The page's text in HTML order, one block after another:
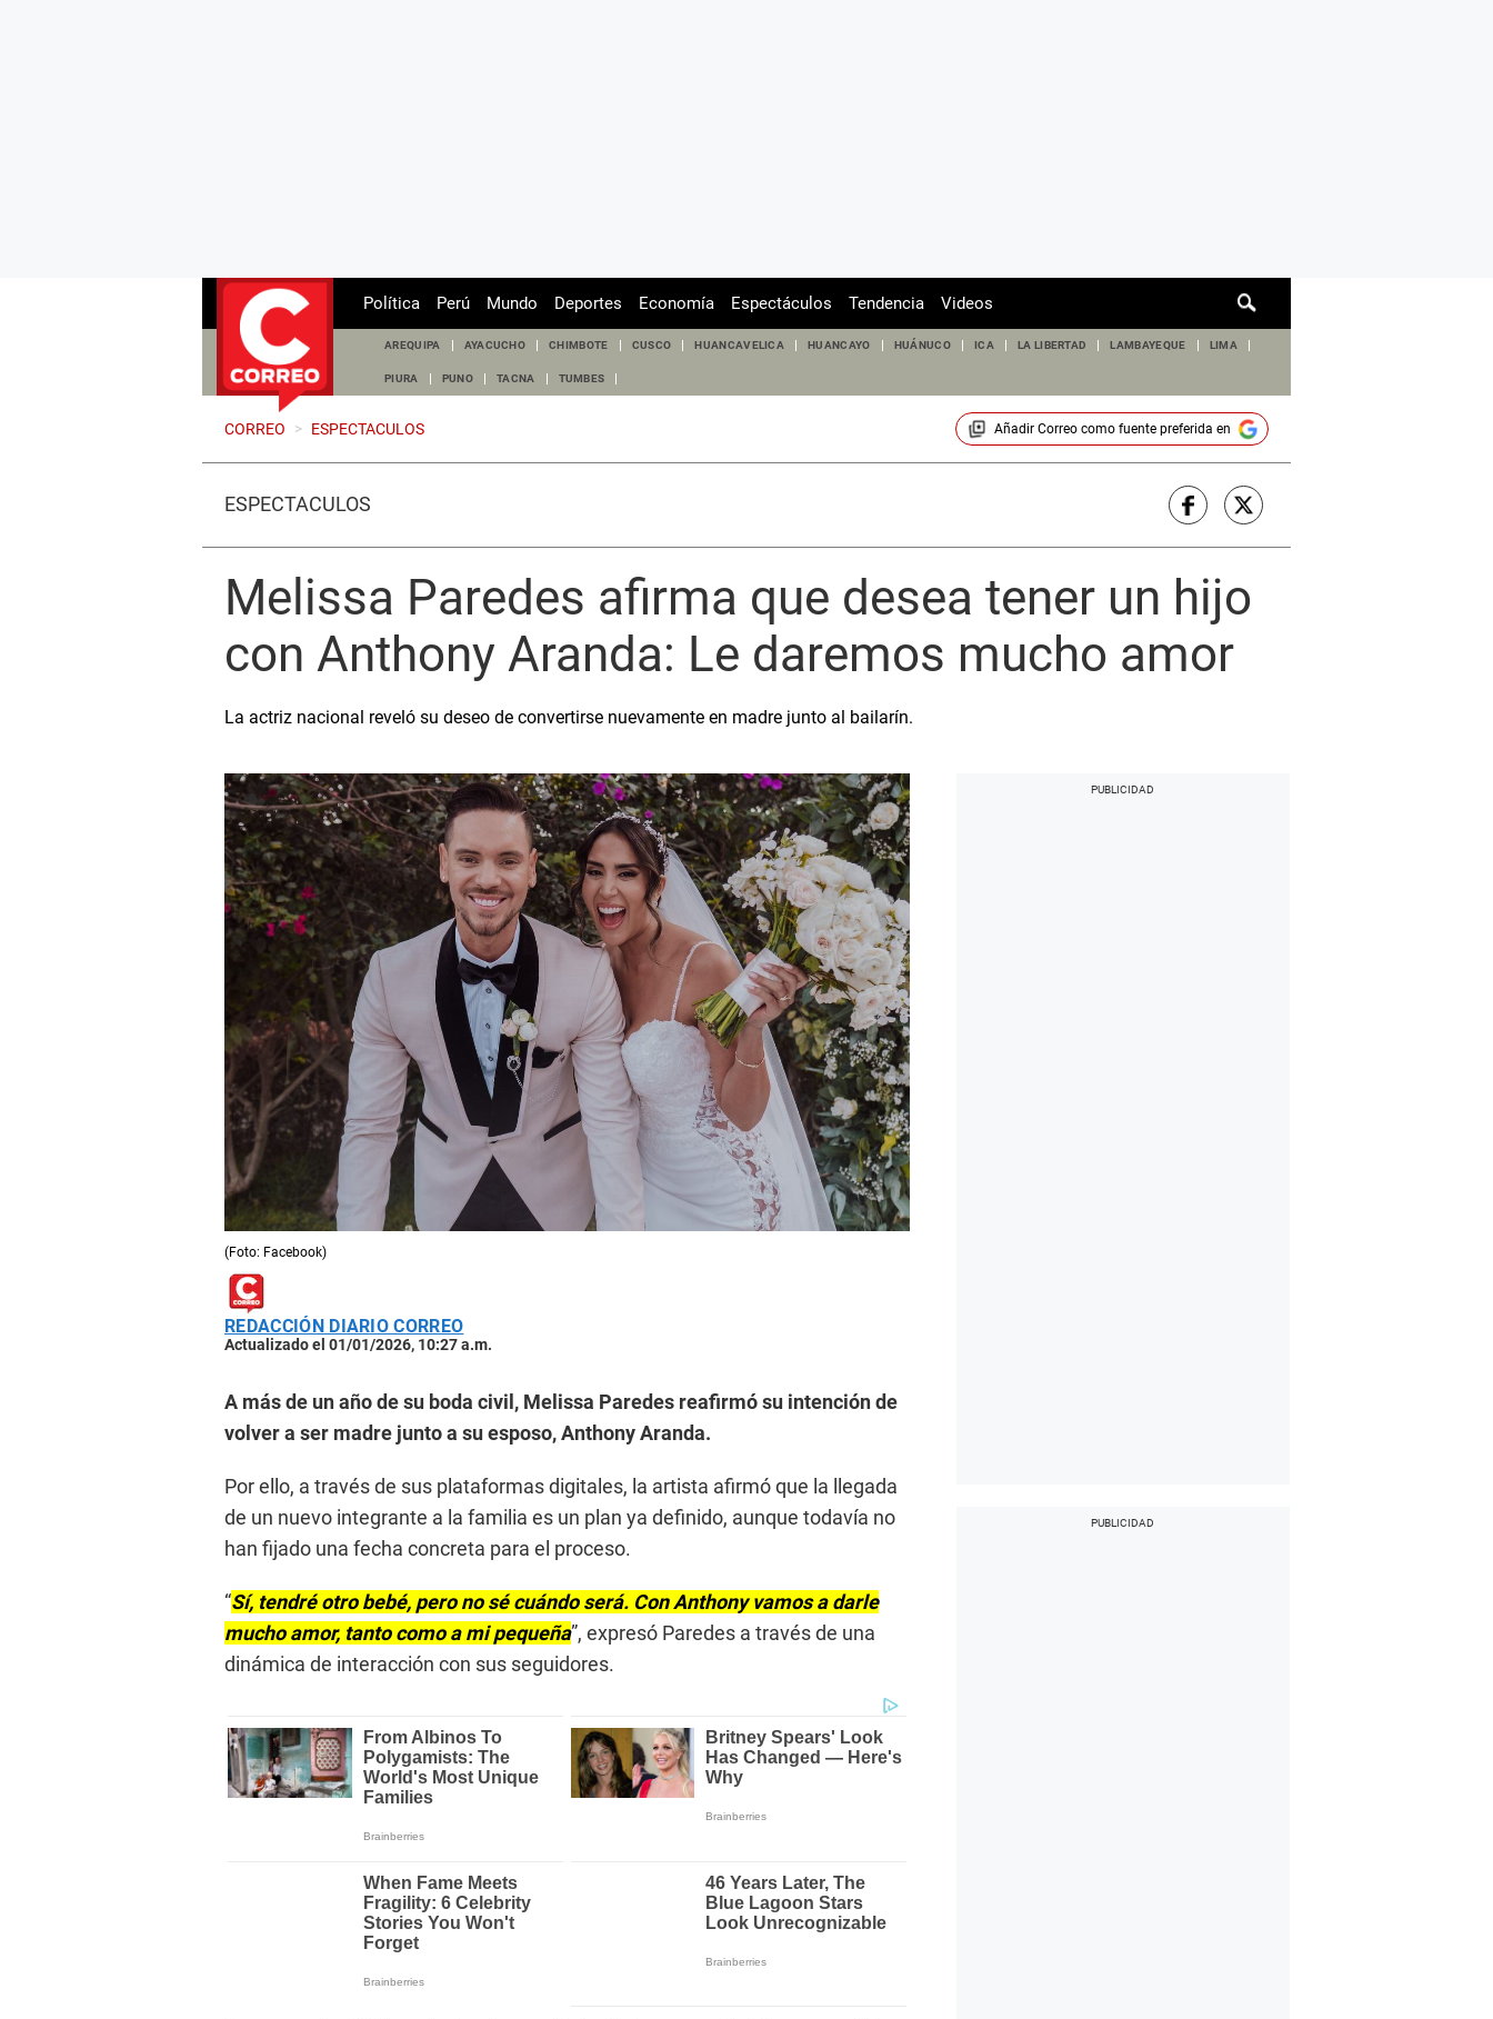
de
Política Perú Mundo Deportes Economía Espectáculos Tendencia Videos
AREQUIPA AYACUCHO CHIMBOTE CUSCO HUANCAVELICA HUANCAYO HUÁNUCO ICA LA LIBERTAD LAMBAYEQUE LIMA
PIURA PUNO TACNA TUMBES
CORREO > ESPECTACULOS Añadir Correocomo fuente preferida en
ESPECTÁCULOS
Melissa Paredes afirma que desea tener un hijo
con Anthony Aranda: Le daremos mucho amor
La actriz nacional reveló su deseo de convertirse nuevamente en madre junto al bailarín.
(Foto: Facebook)
REDACCIÓN DIARIO CORREO
Actualizado el 01/01/2026, 10:27 a.m.
A más de un año de su boda civil, Melissa Paredes reafirmó su intención de
volver a ser madre junto a su esposo, Anthony Aranda.
Por ello, a través de sus plataformas digitales, la artista afirmó que la llegada
de un nuevo integrante a la familia es un plan ya definido, aunque todavía no
han fijado una fecha concreta para el proceso.
“Sí, tendré otro bebé, pero no sé cuándo será. Con Anthony vamos a darle
mucho amor, tanto como a mi pequeña”, expresó Paredes a través de una
dinámica de interacción con sus seguidores.